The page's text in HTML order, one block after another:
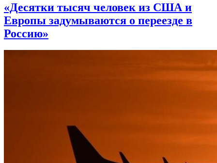
«Десятки тысяч человек из США и
Европы задумываются о переезде в
Россию»